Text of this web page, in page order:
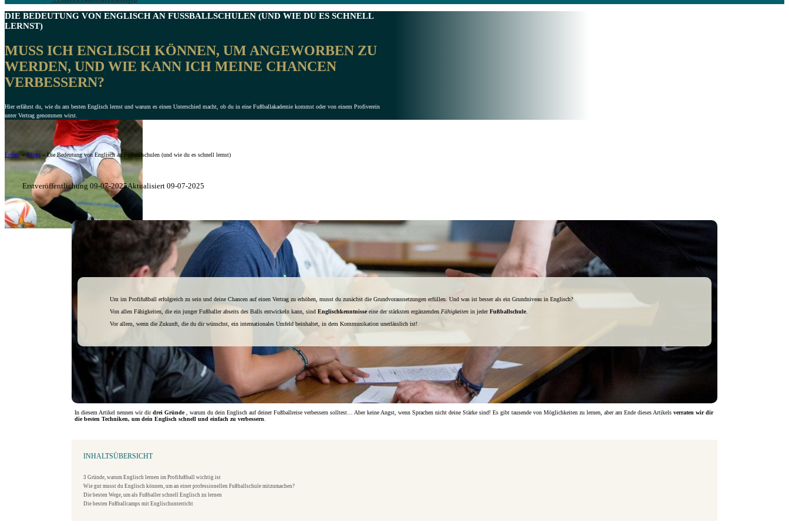
DIE BEDEUTUNG VON ENGLISCH AN FUSSBALLSCHULEN (UND WIE DU ES SCHNELL
LERNST)
MUSS ICH ENGLISCH KÖNNEN, UM ANGEWORBEN ZU
WERDEN, UND WIE KANN ICH MEINE CHANCEN
VERBESSERN?
Hier erfährst du, wie du am besten Englisch lernst und warum es einen Unterschied macht, ob du in eine Fußballakademie kommst oder von einem Profiverein
unter Vertrag genommen wirst.
Ertheo» Blogs » Die Bedeutung von Englisch an Fußballschulen (und wie du es schnell lernst)
Erstveröffentlichung 09-07-2025Aktualisiert 09-07-2025
Um im Profifußball erfolgreich zu sein und deine Chancen auf einen Vertrag zu erhöhen, musst du zunächst die Grundvoraussetzungen erfüllen. Und was ist besser als ein Grundniveau in Englisch?
Von allen Fähigkeiten, die ein junger Fußballer abseits des Balls entwickeln kann, sind Englischkenntnisseeine der stärksten ergänzenden Fähigkeitenin jederFußballschule.
Vor allem, wenn die Zukunft, die du dir wünschst, ein internationales Umfeld beinhaltet, in dem Kommunikation unerlässlich ist!
In diesem Artikel nennen wir dirdrei Gründe , warum du dein Englisch auf deiner Fußballreise verbessern solltest… Aber keine Angst, wenn Sprachen nicht deine Stärke sind! Es gibt tausende von Möglichkeiten zu lernen, aber am Ende dieses Artikels verraten wir dir
die besten Techniken, um dein Englisch schnell und einfach zu verbessern
INHALTSÜBERSICHT
3 Gründe, warum Englisch lernen im Profifußball wichtig ist
Wie gut musst du Englisch können, um an einer professionellen Fußballschule mitzumachen?
Die besten Wege, um als Fußballer schnell Englisch zu lernen
Die besten Fußballcamps mit Englischunterricht